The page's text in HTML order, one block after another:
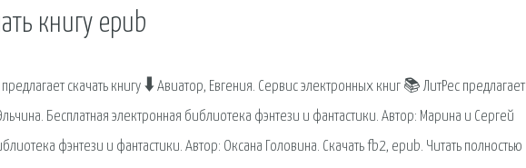
книгу epub
скачать книгу 🠳 Авиатор, Евгения. Сервис электронных книг 📚 ЛитРес предлагает
Бесплатная электронная библиотека фэнтези и фантастики. Автор: Марина и Сергей
фэнтези и фантастики. Автор: Оксана Головина. Скачать fb2, epub. Читать полностью